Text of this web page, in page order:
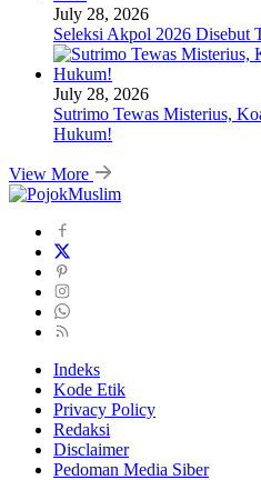
July 28, 2026
Seleksi Akpol 2026 Disebut
July 28, 2026
Sutrimo Tewas Misterius,
Hukum!
View More
Indeks
Kode Etik
Privacy Policy
Redaksi
Disclaimer
Pedoman Media Siber